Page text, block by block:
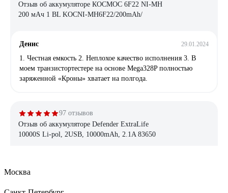
Отзыв об аккумуляторе КОСМОС 6F22 NI-MH
200 мАч 1 BL KOCNI-MH6F22/200mAh/
Денис 29.01.2024
1. Честная емкость 2. Неплохое качество исполнения 3. В
моем транзистортестере на основе Mega328P полностью
заряженной «Кроны» хватает на полгода.
97 отзывов
Отзыв об аккумуляторе Defender ExtraLife
10000S Li-pol, 2USB, 10000mAh, 2.1A 83650
индикатора (больше половины). Индикатор заряда хорошо
Москва